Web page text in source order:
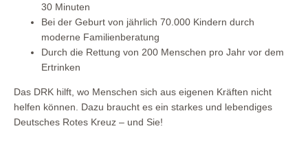
30 Minuten
Bei der Geburt von jährlich 70.000 Kindern durch
moderne Familienberatung
Durch die Rettung von 200 Menschen pro Jahr vor dem
Ertrinken
Das DRK hilft, wo Menschen sich aus eigenen Kräften nicht
helfen können. Dazu braucht es ein starkes und lebendiges
Deutsches Rotes Kreuz – und Sie!